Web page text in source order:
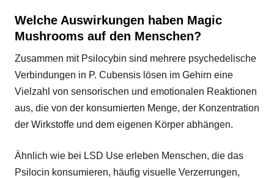
Welche Auswirkungen haben Magic
Mushrooms auf den Menschen?
Zusammen mit Psilocybin sind mehrere psychedelische
Verbindungen in P. Cubensis lösen im Gehirn eine
Vielzahl von sensorischen und emotionalen Reaktionen
aus, die von der konsumierten Menge, der Konzentration
der Wirkstoffe und dem eigenen Körper abhängen.
Ähnlich wie bei LSD Use erleben Menschen, die das
Psilocin konsumieren, häufig visuelle Verzerrungen,